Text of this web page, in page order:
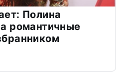
Полина
романтичные